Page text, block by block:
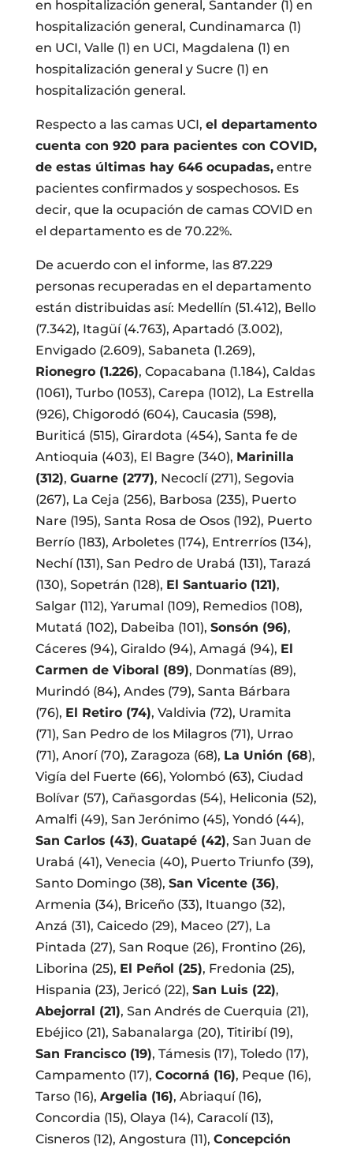
en hospitalización general, Santander (1) en
hospitalización general, Cundinamarca (1)
en UCI, Valle (1) en UCI, Magdalena (1) en
hospitalización general y Sucre (1) en
hospitalización general.
Respecto a las camas UCI, el departamento
cuenta con 920 para pacientes con COVID,
de estas últimas hay 646 ocupadas,entre
pacientes confirmados y sospechosos. Es
decir, que la ocupación de camas COVID en
el departamento es de 70.22%.
De acuerdo con el informe, las 87.229
personas recuperadas en el departamento
están distribuidas así: Medellín (51.412), Bello
(7.342), Itagüí (4.763), Apartadó (3.002),
Envigado (2.609), Sabaneta (1.269),
Rionegro (1.226), Copacabana (1.184), Caldas
(1061), Turbo (1053), Carepa (1012), La Estrella
(926), Chigorodó (604), Caucasia (598),
Buriticá (515), Girardota (454), Santa fe de
Antioquia (403), El Bagre (340), Marinilla
(312), Guarne (277), Necoclí (271), Segovia
(267), La Ceja (256), Barbosa (235), Puerto
Nare (195), Santa Rosa de Osos (192), Puerto
Berrío (183), Arboletes (174), Entrerríos (134),
Nechí (131), San Pedro de Urabá (131), Tarazá
(130), Sopetrán (128), El Santuario (121),
Salgar (112), Yarumal (109), Remedios (108),
Mutatá (102), Dabeiba (101), Sonsón (96),
Cáceres (94), Giraldo (94), Amagá (94), El
Carmen de Viboral (89), Donmatías (89),
Murindó (84), Andes (79), Santa Bárbara
(76), El Retiro (74), Valdivia (72), Uramita
(71), San Pedro de los Milagros (71), Urrao
(71), Anorí (70), Zaragoza (68), La Unión (68),
Vigía del Fuerte (66), Yolombó (63), Ciudad
Bolívar (57), Cañasgordas (54), Heliconia (52),
Amalfi (49), San Jerónimo (45), Yondó (44),
San Carlos (43), Guatapé (42), San Juan de
Urabá (41), Venecia (40), Puerto Triunfo (39),
Santo Domingo (38), San Vicente (36),
Armenia (34), Briceño (33), Ituango (32),
Anzá (31), Caicedo (29), Maceo (27), La
Pintada (27), San Roque (26), Frontino (26),
Liborina (25), El Peñol (25), Fredonia (25),
Hispania (23), Jericó (22), San Luis (22),
Abejorral (21), San Andrés de Cuerquia (21),
Ebéjico (21), Sabanalarga (20), Titiribí (19),
San Francisco (19), Támesis (17), Toledo (17),
Campamento (17), Cocorná (16), Peque (16),
Tarso (16), Argelia (16), Abriaquí (16),
Concordia (15), Olaya (14), Caracolí (13),
Cisneros (12), Angostura (11), Concepción